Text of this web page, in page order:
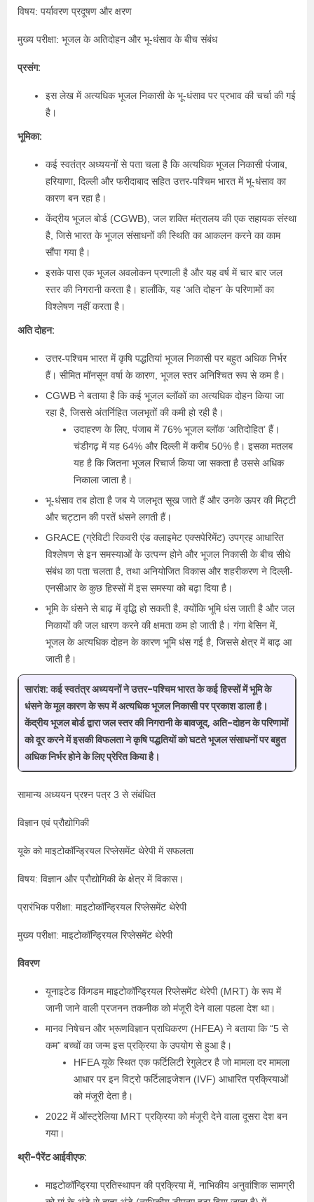
विषय: पर्यावरण प्रदूषण और क्षरण
मुख्य परीक्षा: भूजल के अतिदोहन और भू-धंसाव के बीच संबंध
प्रसंग:
इस लेख में अत्यधिक भूजल निकासी के भू-धंसाव पर प्रभाव की चर्चा की गई
है।
भूमिका:
कई स्वतंत्र अध्ययनों से पता चला है कि अत्यधिक भूजल निकासी पंजाब,
हरियाणा, दिल्ली और फरीदाबाद सहित उत्तर-पश्चिम भारत में भू-धंसाव का
कारण बन रहा है।
केंद्रीय भूजल बोर्ड (CGWB), जल शक्ति मंत्रालय की एक सहायक संस्था
है, जिसे भारत के भूजल संसाधनों की स्थिति का आकलन करने का काम
सौंपा गया है।
इसके पास एक भूजल अवलोकन प्रणाली है और यह वर्ष में चार बार जल
स्तर की निगरानी करता है। हालाँकि, यह ‘अति दोहन’ के परिणामों का
विश्लेषण नहीं करता है।
अति दोहन:
उत्तर-पश्चिम भारत में कृषि पद्धतियां भूजल निकासी पर बहुत अधिक निर्भर
हैं। सीमित मॉनसून वर्षा के कारण, भूजल स्तर अनिश्चित रूप से कम है।
CGWB ने बताया है कि कई भूजल ब्लॉकों का अत्यधिक दोहन किया जा
रहा है, जिससे अंतर्निहित जलभृतों की कमी हो रही है।
उदाहरण के लिए, पंजाब में 76% भूजल ब्लॉक ‘अतिदोहित’ हैं।
चंडीगढ़ में यह 64% और दिल्ली में करीब 50% है। इसका मतलब
यह है कि जितना भूजल रिचार्ज किया जा सकता है उससे अधिक
निकाला जाता है।
भू-धंसाव तब होता है जब ये जलभृत सूख जाते हैं और उनके ऊपर की मिट्टी
और चट्टान की परतें धंसने लगती हैं।
GRACE (ग्रेविटी रिकवरी एंड क्लाइमेट एक्सपेरिमेंट) उपग्रह आधारित
विश्लेषण से इन समस्याओं के उत्पन्न होने और भूजल निकासी के बीच सीधे
संबंध का पता चलता है, तथा अनियोजित विकास और शहरीकरण ने दिल्ली-
एनसीआर के कुछ हिस्सों में इस समस्या को बढ़ा दिया है।
भूमि के धंसने से बाढ़ में वृद्धि हो सकती है, क्योंकि भूमि धंस जाती है और जल
निकायों की जल धारण करने की क्षमता कम हो जाती है। गंगा बेसिन में,
भूजल के अत्यधिक दोहन के कारण भूमि धंस गई है, जिससे क्षेत्र में बाढ़ आ
जाती है।
सारांश:कई स्वतंत्र अध्ययनों ने उत्तर-पश्चिम भारत के कई हिस्सों में भूमि के
धंसने के मूल कारण के रूप में अत्यधिक भूजल निकासी पर प्रकाश डाला है।
केंद्रीय भूजल बोर्ड द्वारा जल स्तर की निगरानी के बावजूद, अति-दोहन के परिणामों
को दूर करने में इसकी विफलता ने कृषि पद्धतियों को घटते भूजल संसाधनों पर बहुत
अधिक निर्भर होने के लिए प्रेरित किया है।
सामान्य अध्ययन प्रश्न पत्र 3 से संबंधित
विज्ञान एवं प्रौद्योगिकी
यूके को माइटोकॉन्ड्रियल रिप्लेसमेंट थेरेपी में सफलता
विषय: विज्ञान और प्रौद्योगिकी के क्षेत्र में विकास।
प्रारंभिक परीक्षा: माइटोकॉन्ड्रियल रिप्लेसमेंट थेरेपी
मुख्य परीक्षा: माइटोकॉन्ड्रियल रिप्लेसमेंट थेरेपी
विवरण
यूनाइटेड किंगडम माइटोकॉन्ड्रियल रिप्लेसमेंट थेरेपी (MRT) के रूप में
जानी जाने वाली प्रजनन तकनीक को मंजूरी देने वाला पहला देश था।
मानव निषेचन और भ्रूणविज्ञान प्राधिकरण (HFEA) ने बताया कि “5 से
कम” बच्चों का जन्म इस प्रक्रिया के उपयोग से हुआ है।
HFEA यूके स्थित एक फर्टिलिटी रेगुलेटर है जो मामला दर मामला
आधार पर इन विट्रो फर्टिलाइजेशन (IVF) आधारित प्रक्रियाओं
को मंजूरी देता है।
2022 में ऑस्ट्रेलिया MRT प्रक्रिया को मंजूरी देने वाला दूसरा देश बन
गया।
थ्री-पैरेंट आईवीएफ:
माइटोकॉन्ड्रिया प्रतिस्थापन की प्रक्रिया में, नाभिकीय अनुवांशिक सामग्री